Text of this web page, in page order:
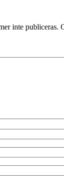
inte publiceras.